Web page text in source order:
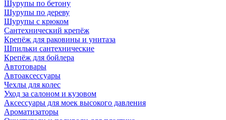
Шурупы по бетону
Шурупы по дереву
Шурупы с крюком
Сантехнический крепёж
Крепёж для раковины и унитаза
Шпильки сантехнические
Крепёж для бойлера
Автотовары
Автоаксессуары
Чехлы для колес
Уход за салоном и кузовом
Аксессуары для моек высокого давления
Ароматизаторы